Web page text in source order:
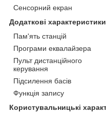
Сенсорний екран
Додаткові характеристики
Пам'ять станцій
Програми еквалайзера
Пульт дистанційного
керування
Підсилення басів
Функція запису
Користувальницькі